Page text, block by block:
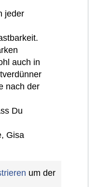
jeder
auch in
nach der
Du
Gisa
um der